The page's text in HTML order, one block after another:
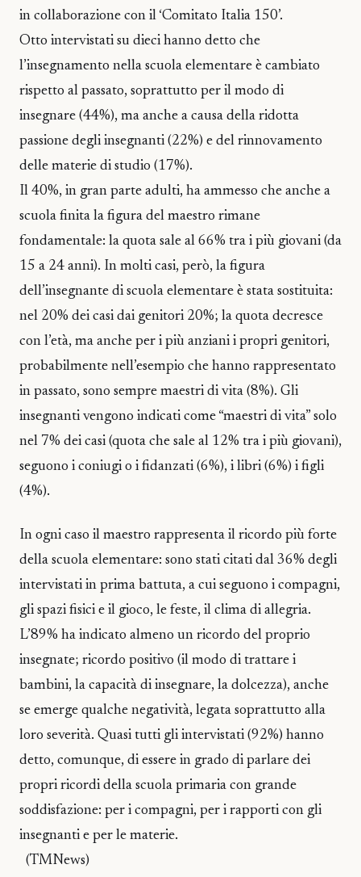
in collaborazione con il ‘Comitato Italia 150’.
Otto intervistati su dieci hanno detto che
l’insegnamento nella scuola elementare è cambiato
rispetto al passato, soprattutto per il modo di
insegnare (44%), ma anche a causa della ridotta
passione degli insegnanti (22%) e del rinnovamento
delle materie di studio (17%).
Il 40%, in gran parte adulti, ha ammesso che anche a
scuola finita la figura del maestro rimane
fondamentale: la quota sale al 66% tra i più giovani (da
15 a 24 anni). In molti casi, però, la figura
dell’insegnante di scuola elementare è stata sostituita:
nel 20% dei casi dai genitori 20%; la quota decresce
con l’età, ma anche per i più anziani i propri genitori,
probabilmente nell’esempio che hanno rappresentato
in passato, sono sempre maestri di vita (8%). Gli
insegnanti vengono indicati come “maestri di vita” solo
nel 7% dei casi (quota che sale al 12% tra i più giovani),
seguono i coniugi o i fidanzati (6%), i libri (6%) i figli
(4%).
In ogni caso il maestro rappresenta il ricordo più forte
della scuola elementare: sono stati citati dal 36% degli
intervistati in prima battuta, a cui seguono i compagni,
gli spazi fisici e il gioco, le feste, il clima di allegria.
L’89% ha indicato almeno un ricordo del proprio
insegnate; ricordo positivo (il modo di trattare i
bambini, la capacità di insegnare, la dolcezza), anche
se emerge qualche negatività, legata soprattutto alla
loro severità. Quasi tutti gli intervistati (92%) hanno
detto, comunque, di essere in grado di parlare dei
propri ricordi della scuola primaria con grande
soddisfazione: per i compagni, per i rapporti con gli
insegnanti e per le materie.
(TMNews)